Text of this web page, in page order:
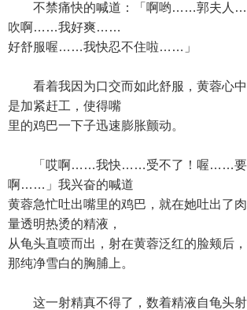
不禁痛快的喊道：「啊哟……郭夫人
吹啊……我好爽……
好舒服喔……我快忍不住啦……」
看着我因为口交而如此舒服，黄蓉心中
是加紧赶工，使得嘴
里的鸡巴一下子迅速膨胀颤动。
「哎啊……我快……受不了！喔……要射
啊……」我兴奋的喊道
黄蓉急忙吐出嘴里的鸡巴，就在她吐出了
量透明热烫的精液，
从龟头直喷而出，射在黄蓉泛红的脸颊后
那纯净雪白的胸脯上。
这一射精真不得了，数着精液自龟头射